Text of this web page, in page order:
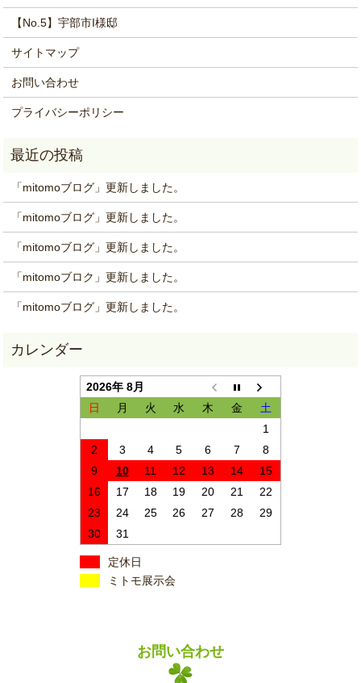
【No.5】宇部市I様邸
サイトマップ
お問い合わせ
プライバシーポリシー
「mitomoブログ」更新しました。
「mitomoブログ」更新しました。
「mitomoブログ」更新しました。
「mitomoブロク」更新しました。
「mitomoブログ」更新しました。
2026年 8月
日
月 火 水 木 金
土
1
2
3 4 5 6 7
8
9
10 11 12 13 14
15
16
17 18 19 20 21
22
23
24 25 26 27 28
29
30
31
定休日
ミトモ展示会
お問い合わせ